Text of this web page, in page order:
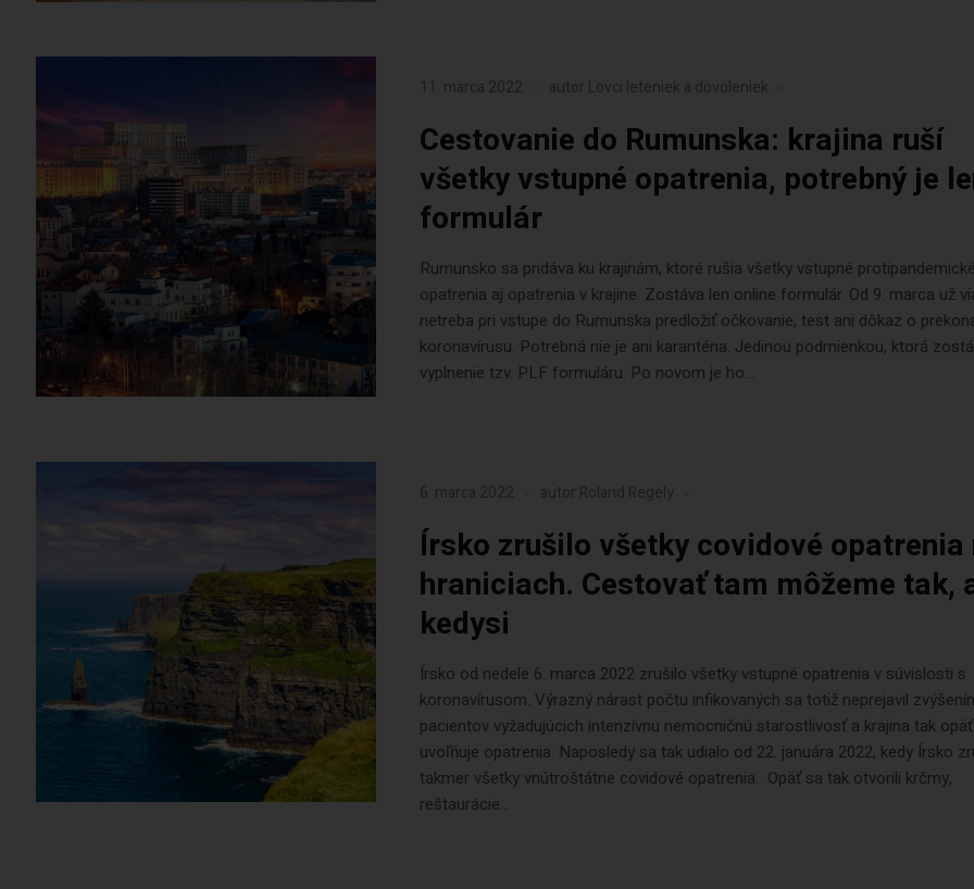
11. marca 2022 autor Lovci leteniek a dovoleniek
Cestovanie do Rumunska: krajina ruší
všetky vstupné opatrenia, potrebný je
formulár
Rumunsko sa pridáva ku krajinám, ktoré rušia všetky vstupné protipandemické
opatrenia aj opatrenia v krajine. Zostáva len online formulár. Od 9. marca už
netreba pri vstupe do Rumunska predložiť očkovanie, test ani dôkaz o
koronavírusu. Potrebná nie je ani karanténa. Jedinou podmienkou, ktorá
vyplnenie tzv. PLF formuláru. Po novom je ho...
6. marca 2022 autor Roland Regely
Írsko zrušilo všetky covidové opatrenia
hraniciach. Cestovať tam môžeme tak,
kedysi
Írsko od nedele 6. marca 2022 zrušilo všetky vstupné opatrenia v súvislosti s
koronavírusom. Výrazný nárast počtu infikovaných sa totiž neprejavil
pacientov vyžadujúcich intenzívnu nemocničnú starostlivosť a krajina tak opäť
uvoľňuje opatrenia. Naposledy sa tak udialo od 22. januára 2022, kedy Írsko
takmer všetky vnútroštátne covidové opatrenia. Opäť sa tak otvorili krčmy,
reštaurácie...